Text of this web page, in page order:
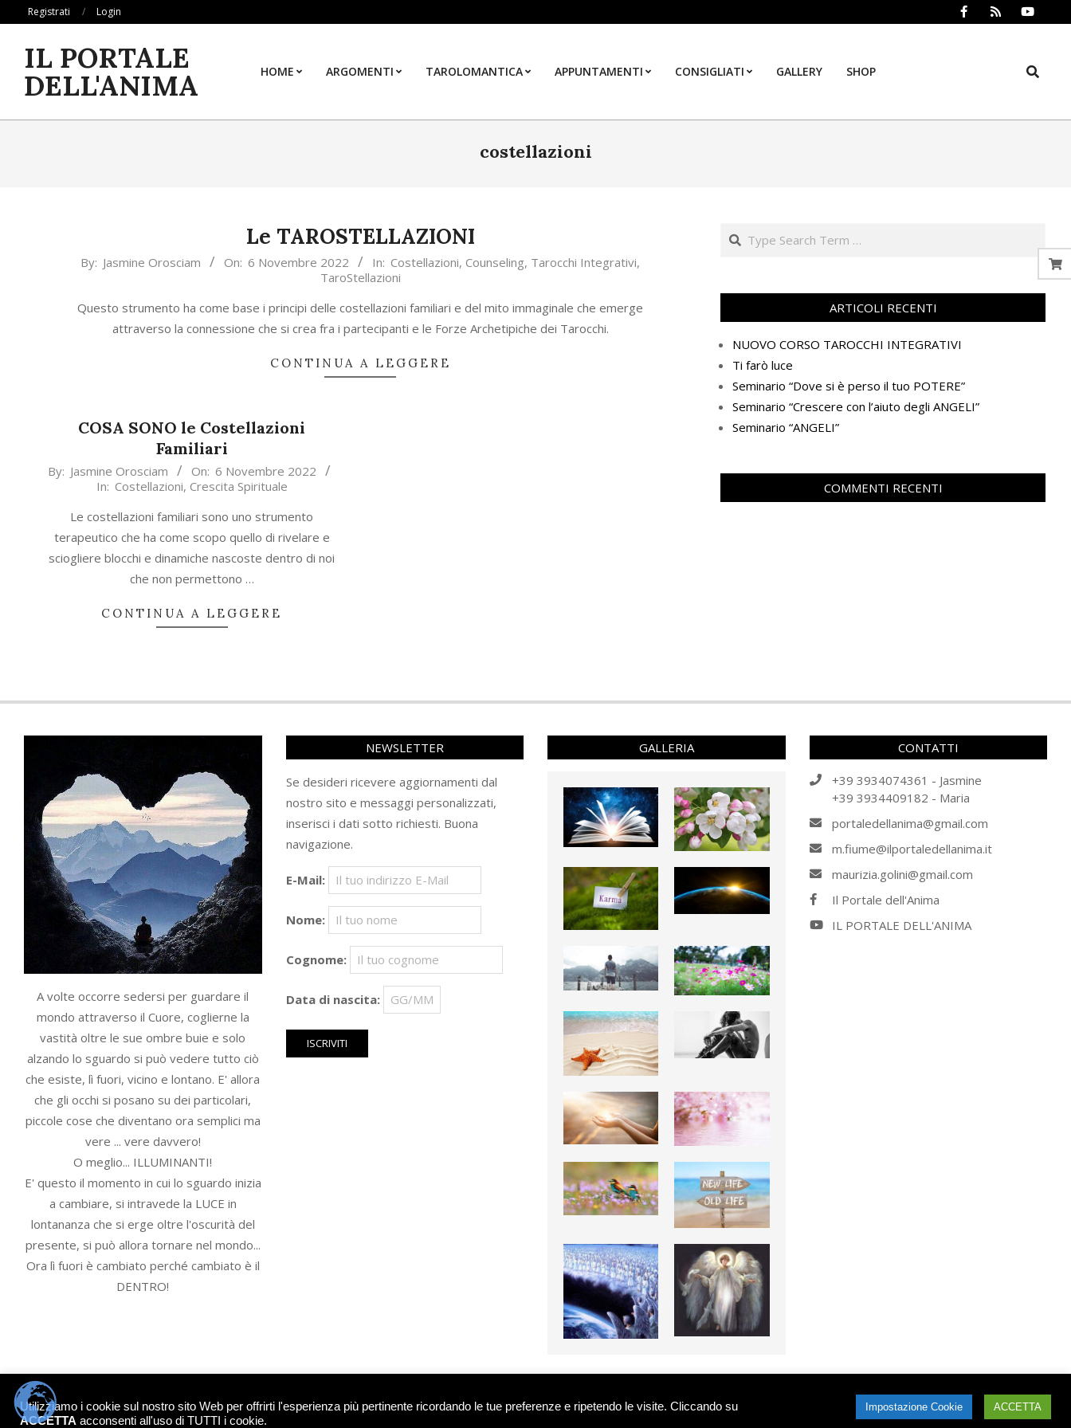
content
Registrati Login
IL PORTALE
DELL'ANIMA HOME ARGOMENTI TAROLOMANTICA APPUNTAMENTI CONSIGLIATI GALLERY SHOP Search
costellazioni
Le TAROSTELLAZIONI
By: Jasmine Orosciam On: 6 Novembre 2022 In: Costellazioni, Counseling, Tarocchi Integrativi,
TaroStellazioni
Questo strumento ha come base i principi delle costellazioni familiari e del mito immaginale che emerge
attraverso la connessione che si crea fra i partecipanti e le Forze Archetipiche dei Tarocchi.
CONTINUA A LEGGERE
COSA SONO le Costellazioni
Familiari
2022-
By: Jasmine Orosciam On: 6 Novembre 2022
In: Costellazioni, Crescita Spirituale
Le costellazioni familiari sono uno strumento
terapeutico che ha come scopo quello di rivelare e
sciogliere blocchi e dinamiche nascoste dentro di noi
che non permettono …
CONTINUA A LEGGERE
Search
ARTICOLI RECENTI
NUOVO CORSO TAROCCHI INTEGRATIVI
Ti farò luce
Seminario “Dove si è perso il tuo POTERE”
Seminario “Crescere con l’aiuto degli ANGELI”
Seminario “ANGELI”
COMMENTI RECENTI
A volte occorre sedersi per guardare il
mondo attraverso il Cuore, coglierne la
vastità oltre le sue ombre buie e solo
alzando lo sguardo si può vedere tutto ciò
che esiste, lì fuori, vicino e lontano. E' allora
che gli occhi si posano su dei particolari,
piccole cose che diventano ora semplici ma
vere ... vere davvero!
O meglio... ILLUMINANTI!
E' questo il momento in cui lo sguardo inizia
a cambiare, si intravede la LUCE in
lontananza che si erge oltre l'oscurità del
presente, si può allora tornare nel mondo...
Ora lì fuori è cambiato perché cambiato è il
DENTRO!
NEWSLETTER
Se desideri ricevere aggiornamenti dal
nostro sito e messaggi personalizzati,
inserisci i dati sotto richiesti. Buona
navigazione.
E-Mail:
Nome:
Cognome:
Data di nascita:
GALLERIA CONTATTI
+39 3934074361 - Jasmine
+39 3934409182 - Maria
portaledellanima@gmail.com
m.fiume@ilportaledellanima.it
maurizia.golini@gmail.com
Il Portale dell'Anima
IL PORTALE DELL'ANIMA
© 2026 - IL PORTALE DELL'ANIMA - Tutti i diritti riservati. Tutti gli articoli, se non contrariamente indicato, sono di proprietà intellettuale degli autori de Il Portale dell'Anima e non possono essere utilizzati senza il consenso. Per informazioni contattare Jasmine
Orosciam oppure E-Mail: info@ilportaledellanima.it -
Utilizziamo i cookie sul nostro sito Web per offrirti l'esperienza più pertinente ricordando le tue preferenze e ripetendo le visite. Cliccando su
ACCETTA acconsenti all'uso di TUTTI i cookie.
Impostazione Cookie ACCETTA